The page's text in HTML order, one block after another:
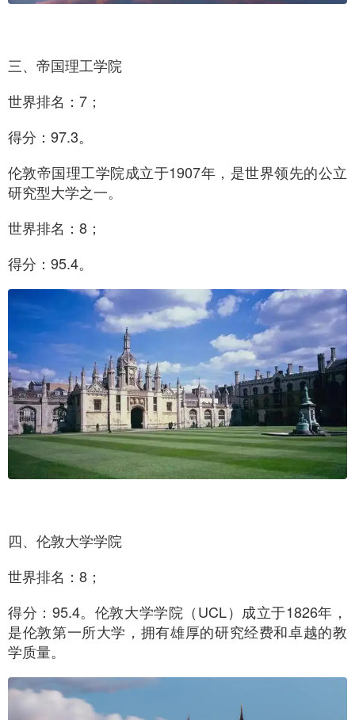
三、帝国理工学院
世界排名：7；
得分：97.3。
伦敦帝国理工学院成立于1907年，是世界领先的公立
研究型大学之一。
世界排名：8；
得分：95.4。
四、伦敦大学学院
世界排名：8；
得分：95.4。伦敦大学学院（UCL）成立于1826年，
是伦敦第一所大学，拥有雄厚的研究经费和卓越的教
学质量。